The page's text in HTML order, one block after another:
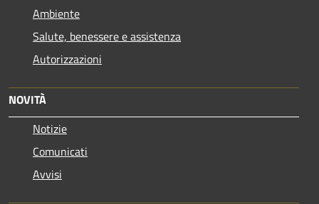
Ambiente
Salute, benessere e assistenza
Autorizzazioni
NOVITÀ
Notizie
Comunicati
Avvisi